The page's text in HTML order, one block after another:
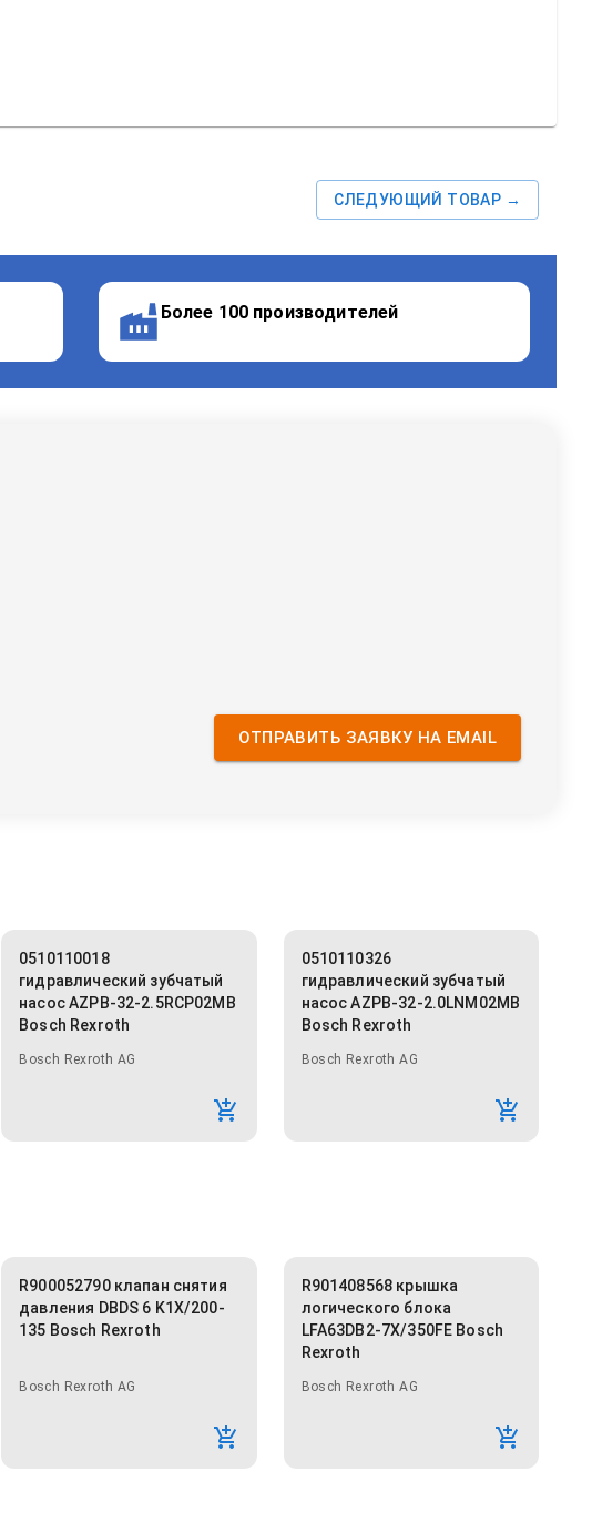
СЛЕДУЮЩИЙ ТОВАР →
Более 100 производителей
ОТПРАВИТЬ ЗАЯВКУ НА EMAIL
0510110018
гидравлический зубчатый
насос AZPB-32-2.5RCP02MB
Bosch Rexroth
Bosch Rexroth AG
0510110326
гидравлический зубчатый
насос AZPB-32-2.0LNM02MB
Bosch Rexroth
Bosch Rexroth AG
R900052790 клапан снятия
давления DBDS 6 K1X/200-
135 Bosch Rexroth
Bosch Rexroth AG
R901408568 крышка
логического блока
LFA63DB2-7X/350FE Bosch
Rexroth
Bosch Rexroth AG